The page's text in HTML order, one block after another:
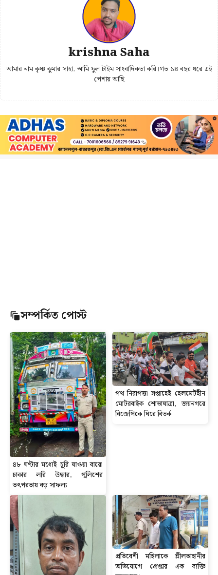
krishna Saha
আমার নাম কৃষ্ণ কুমার সাহা, আমি ফুল টাইম সাংবাদিকতা করি।গত ১৪ বছর ধরে এই
পেশায় আছি
সম্পর্কিত পোস্ট
৪৮ ঘণ্টার মধ্যেই চুরি যাওয়া বারো
চাকার লরি উদ্ধার, পুলিশের
তৎপরতায় বড় সাফল্য
পথ নিরাপত্তা সপ্তাহেই হেলমেটহীন
মোটরবাইক শোভাযাত্রা, জয়নগরে
বিজেপিকে ঘিরে বিতর্ক
প্রতিবেশী মহিলাকে শ্লীলতাহানীর
অভিযোগে গ্রেপ্তার এক ব্যক্তি